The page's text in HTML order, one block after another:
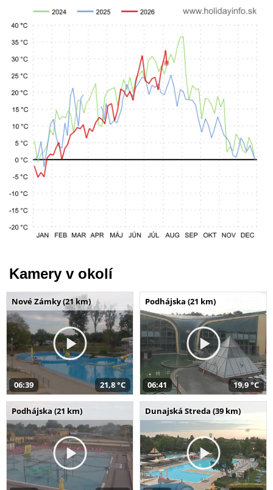
Kamery v okolí
Nové Zámky (21 km)
06:39 21,8 °C
Podhájska (21 km)
06:41 19,9 °C
Podhájska (21 km) Dunajská Streda (39 km)